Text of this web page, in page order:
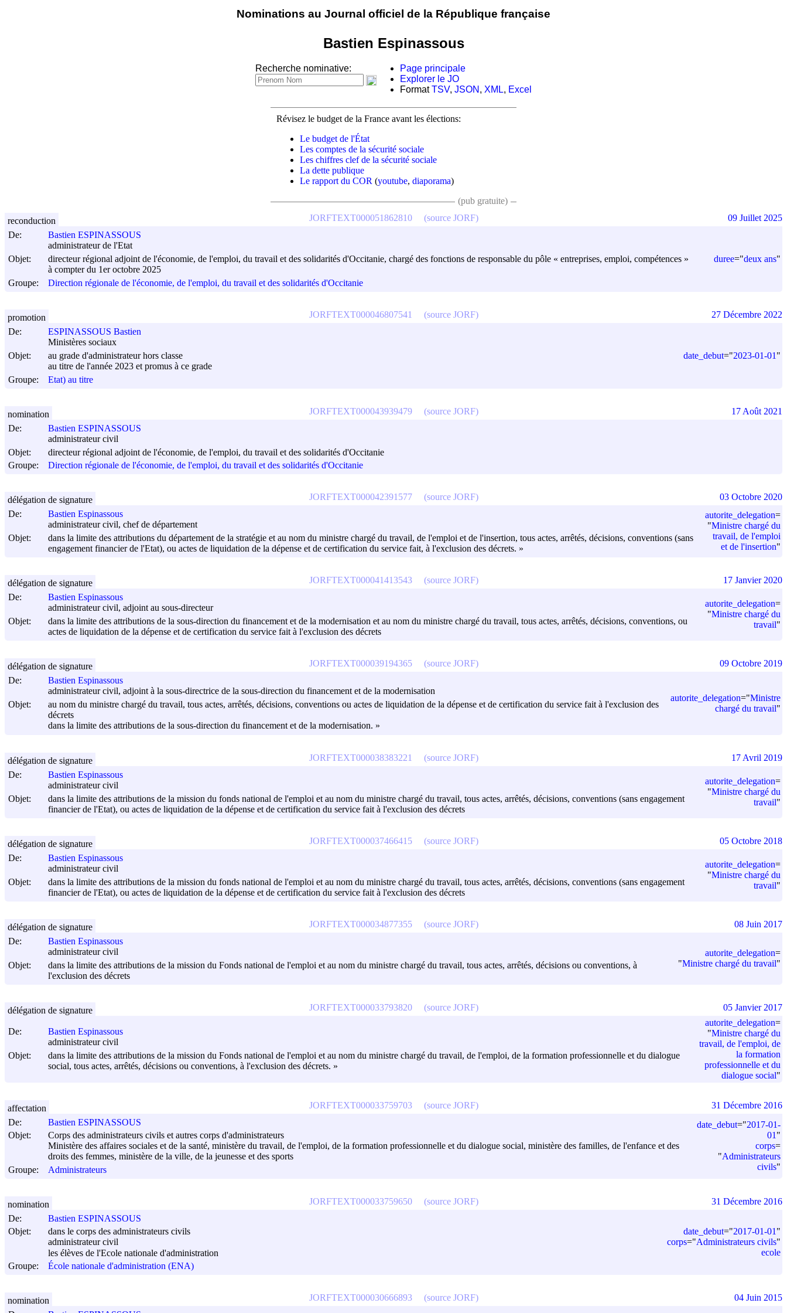
Nominations au Journal officiel de la République française
Bastien Espinassous
Recherche nominative:
Page principale
Explorer le JO
FormatTSV, JSON , XML, Excel
Révisez le budget de la France avant les élections:
Le budget de l'État
Les comptes de la sécurité sociale
Les chiffres clef de la sécurité sociale
La dette publique
Le rapport du COR (youtube, diaporama)
(pub gratuite)
De:
Bastien ESPINASSOUS
administrateur de l'Etat
Objet:
directeur régional adjoint de l'économie, de l'emploi, du travail et des solidarités d'Occitanie, chargé des fonctions de responsable du pôle « entreprises, emploi, compétences »
à compter du 1er octobre 2025
Groupe:
Direction régionale de l'économie, de l'emploi, du travail et des solidarités d'Occitanie
duree="deux ans"
JORFTEXT000051862810 (source JORF)
reconduction 09 Juillet 2025
De:
ESPINASSOUS Bastien
Ministères sociaux
Objet:
au grade d'administrateur hors classe
au titre de l'année 2023 et promus à ce grade
Groupe:
Etat) au titre
date_debut="2023-01-01 "
JORFTEXT000046807541 (source JORF)
promotion 27 Décembre 2022
De:
Bastien ESPINASSOUS
administrateur civil
Objet:
directeur régional adjoint de l'économie, de l'emploi, du travail et des solidarités d'Occitanie
Groupe:
Direction régionale de l'économie, de l'emploi, du travail et des solidarités d'Occitanie
JORFTEXT000043939479 (source JORF)
nomination 17 Août 2021
De:
Bastien Espinassous
administrateur civil, chef de département
Objet:
dans la limite des attributions du département de la stratégie et au nom du ministre chargé du travail, de l'emploi et de l'insertion, tous actes, arrêtés, décisions, conventions (sans
engagement financier de l'Etat), ou actes de liquidation de la dépense et de certification du service fait, à l'exclusion des décrets. »
autorite_delegation=
"Ministre chargé du
travail, de l'emploi
et de l'insertion"
JORFTEXT000042391577 (source JORF)
délégation de signature 03 Octobre 2020
De:
Bastien Espinassous
administrateur civil, adjoint au sous-directeur
Objet:
dans la limite des attributions de la sous-direction du financement et de la modernisation et au nom du ministre chargé du travail, tous actes, arrêtés, décisions, conventions, ou
actes de liquidation de la dépense et de certification du service fait à l'exclusion des décrets
autorite_delegation=
"Ministre chargé du
travail"
JORFTEXT000041413543 (source JORF)
délégation de signature 17 Janvier 2020
De:
Bastien Espinassous
administrateur civil, adjoint à la sous-directrice de la sous-direction du financement et de la modernisation
Objet:
au nom du ministre chargé du travail, tous actes, arrêtés, décisions, conventions ou actes de liquidation de la dépense et de certification du service fait à l'exclusion des
décrets
dans la limite des attributions de la sous-direction du financement et de la modernisation. »
autorite_delegation="Ministre
chargé du travail"
JORFTEXT000039194365 (source JORF)
délégation de signature 09 Octobre 2019
De:
Bastien Espinassous
administrateur civil
Objet:
dans la limite des attributions de la mission du fonds national de l'emploi et au nom du ministre chargé du travail, tous actes, arrêtés, décisions, conventions (sans engagement
financier de l'Etat), ou actes de liquidation de la dépense et de certification du service fait à l'exclusion des décrets
autorite_delegation=
"Ministre chargé du
travail"
JORFTEXT000038383221 (source JORF)
délégation de signature 17 Avril 2019
De:
Bastien Espinassous
administrateur civil
Objet:
dans la limite des attributions de la mission du fonds national de l'emploi et au nom du ministre chargé du travail, tous actes, arrêtés, décisions, conventions (sans engagement
financier de l'Etat), ou actes de liquidation de la dépense et de certification du service fait à l'exclusion des décrets
autorite_delegation=
"Ministre chargé du
travail"
JORFTEXT000037466415 (source JORF)
délégation de signature 05 Octobre 2018
De:
Bastien Espinassous
administrateur civil
Objet:
dans la limite des attributions de la mission du Fonds national de l'emploi et au nom du ministre chargé du travail, tous actes, arrêtés, décisions ou conventions, à
l'exclusion des décrets
autorite_delegation=
"Ministre chargé du travail"
JORFTEXT000034877355 (source JORF)
délégation de signature 08 Juin 2017
De:
Bastien Espinassous
administrateur civil
Objet:
dans la limite des attributions de la mission du Fonds national de l'emploi et au nom du ministre chargé du travail, de l'emploi, de la formation professionnelle et du dialogue
social, tous actes, arrêtés, décisions ou conventions, à l'exclusion des décrets. »
autorite_delegation=
"Ministre chargé du
travail, de l'emploi, de
la formation
professionnelle et du
dialogue social"
JORFTEXT000033793820 (source JORF)
délégation de signature 05 Janvier 2017
De:
Bastien ESPINASSOUS
Objet:
Corps des administrateurs civils et autres corps d'administrateurs
Ministère des affaires sociales et de la santé, ministère du travail, de l'emploi, de la formation professionnelle et du dialogue social, ministère des familles, de l'enfance et des
droits des femmes, ministère de la ville, de la jeunesse et des sports
Groupe:
Administrateurs
date_debut="2017-01-
01 "
corps=
"Administrateurs
civils"
JORFTEXT000033759703 (source JORF)
affectation 31 Décembre 2016
De:
Bastien ESPINASSOUS
Objet:
dans le corps des administrateurs civils
administrateur civil
les élèves de l'Ecole nationale d'administration
Groupe:
École nationale d'administration (ENA)
date_debut="2017-01-01 "
corps="Administrateurs civils"
ecole
JORFTEXT000033759650 (source JORF)
nomination 31 Décembre 2016
JORFTEXT000030666893 (source JORF)
nomination 04 Juin 2015